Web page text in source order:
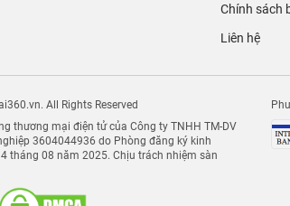
Chính sách
Liên hệ
All Rights Reserved
thương mại điện tử của Công ty TNHH TM-DV
3604044936 do Phòng đăng ký kinh
tháng 08 năm 2025. Chịu trách nhiệm sàn